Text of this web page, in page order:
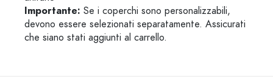
Importante: Se i coperchi sono personalizzabili,
devono essere selezionati separatamente. Assicurati
che siano stati aggiunti al carrello.